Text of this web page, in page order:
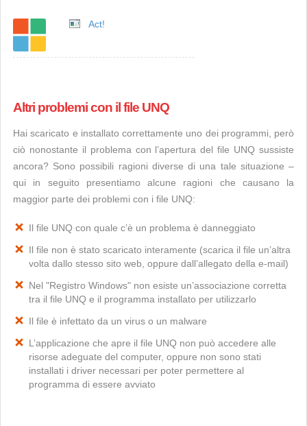
Act!
Altri problemi con il file UNQ
Hai scaricato e installato correttamente uno dei programmi, però
ciò nonostante il problema con l’apertura del file UNQ sussiste
ancora? Sono possibili ragioni diverse di una tale situazione –
qui in seguito presentiamo alcune ragioni che causano la
maggior parte dei problemi con i file UNQ:
Il file UNQ con quale c’è un problema è danneggiato
Il file non è stato scaricato interamente (scarica il file un’altra
volta dallo stesso sito web, oppure dall’allegato della e-mail)
Nel "Registro Windows" non esiste un’associazione corretta
tra il file UNQ e il programma installato per utilizzarlo
Il file è infettato da un virus o un malware
L’applicazione che apre il file UNQ non può accedere alle
risorse adeguate del computer, oppure non sono stati
installati i driver necessari per poter permettere al
programma di essere avviato